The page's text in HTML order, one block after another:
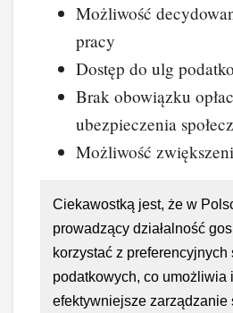
Możliwość
pracy
Dostęp do ulg
Brak obowiązku
ubezpieczenia
Możliwość
Ciekawostką jest, że w
prowadzący działalność
korzystać z preferencyjnych
podatkowych, co umożliwia
efektywniejsze zarządzanie